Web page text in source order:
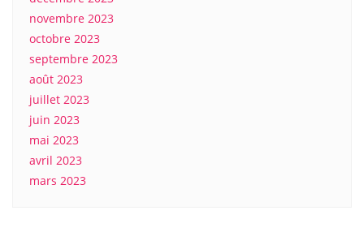
novembre 2023
octobre 2023
septembre 2023
août 2023
juillet 2023
juin 2023
mai 2023
avril 2023
mars 2023